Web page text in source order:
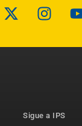
Sigue a IPS